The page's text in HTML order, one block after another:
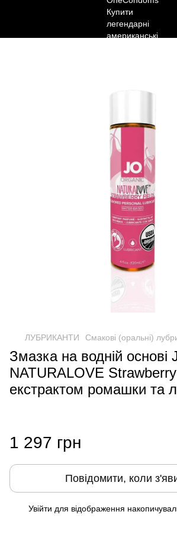
ЛУБРИКАНТИ Смакові (оральні)
Змазка на водній основі
NATURALOVE
екстрактом ромашки та
1 297 грн
Повідомити, коли
Увійти для відображення